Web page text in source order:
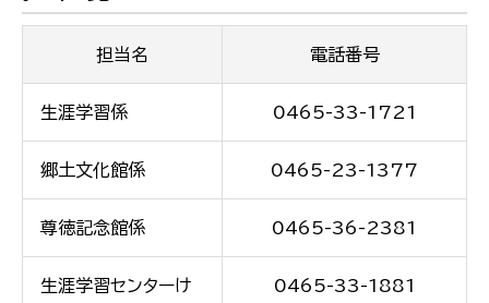
担当名 電話番号
生涯学習係 0465-33-1721
郷土文化館係 0465-23-1377
尊徳記念館係 0465-36-2381
生涯学習センターけ
0465-33-1881